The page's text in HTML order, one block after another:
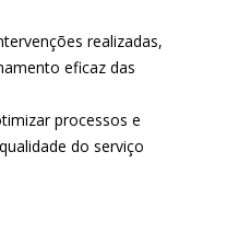
realizadas,
eficaz das
processos e
do serviço